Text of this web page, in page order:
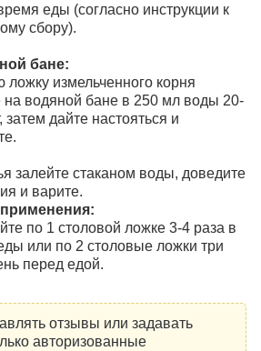
еды (согласно инструкции к
сбору).
бане:
ложку измельченного корня
на водяной бане в 250 мл воды 20-
затем дайте настояться и
залейте стаканом воды, доведите
и варите.
по 1 столовой ложке 3-4 раза в
или по 2 столовые ложки три
перед едой.
отзывы или задавать
авторизованные